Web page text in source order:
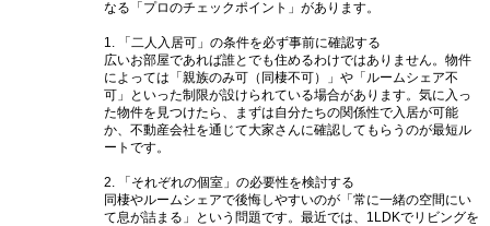
なる「プロのチェックポイント」があります。
1. 「二人入居可」の条件を必ず事前に確認する
広いお部屋であれば誰とでも住めるわけではありません。物件
によっては「親族のみ可（同棲不可）」や「ルームシェア不
可」といった制限が設けられている場合があります。気に入っ
た物件を見つけたら、まずは自分たちの関係性で入居が可能
か、不動産会社を通じて大家さんに確認してもらうのが最短ル
ートです。
2. 「それぞれの個室」の必要性を検討する
同棲やルームシェアで後悔しやすいのが「常に一緒の空間にい
て息が詰まる」という問題です。最近では、1LDKでリビングを